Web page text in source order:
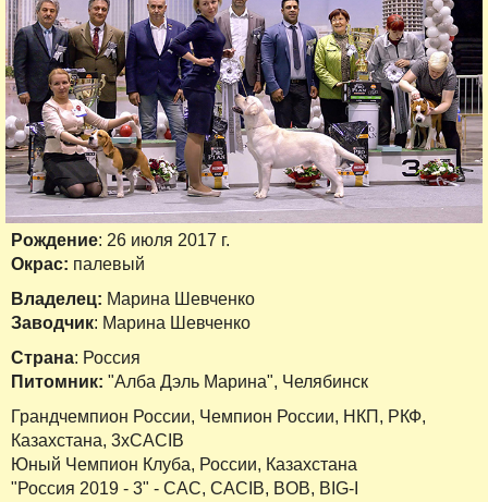
Рождение: 26 июля 2017 г.
Окрас: палевый
Владелец: Марина Шевченко
Заводчик: Марина Шевченко
Страна: Россия
Питомник: "Алба Дэль Марина", Челябинск
Грандчемпион России, Чемпион России, НКП, РКФ,
Казахстана, 3хCACIB
Юный Чемпион Клуба, России, Казахстана
"Россия 2019 - 3" - CAC, CACIB, BOB, BIG-I